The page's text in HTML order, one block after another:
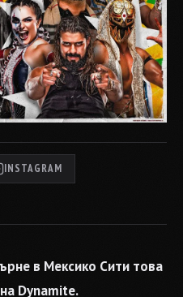
INSTAGRAM
в Мексико Сити това
Dynamite.